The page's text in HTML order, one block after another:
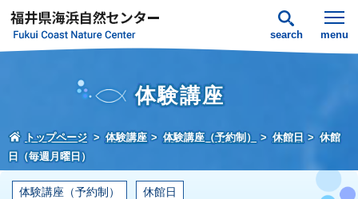
search menu
体験講座
トップページ 体験講座 体験講座（予約制） 休館日
休館
日（毎週月曜日）
体験講座（予約制） 休館日